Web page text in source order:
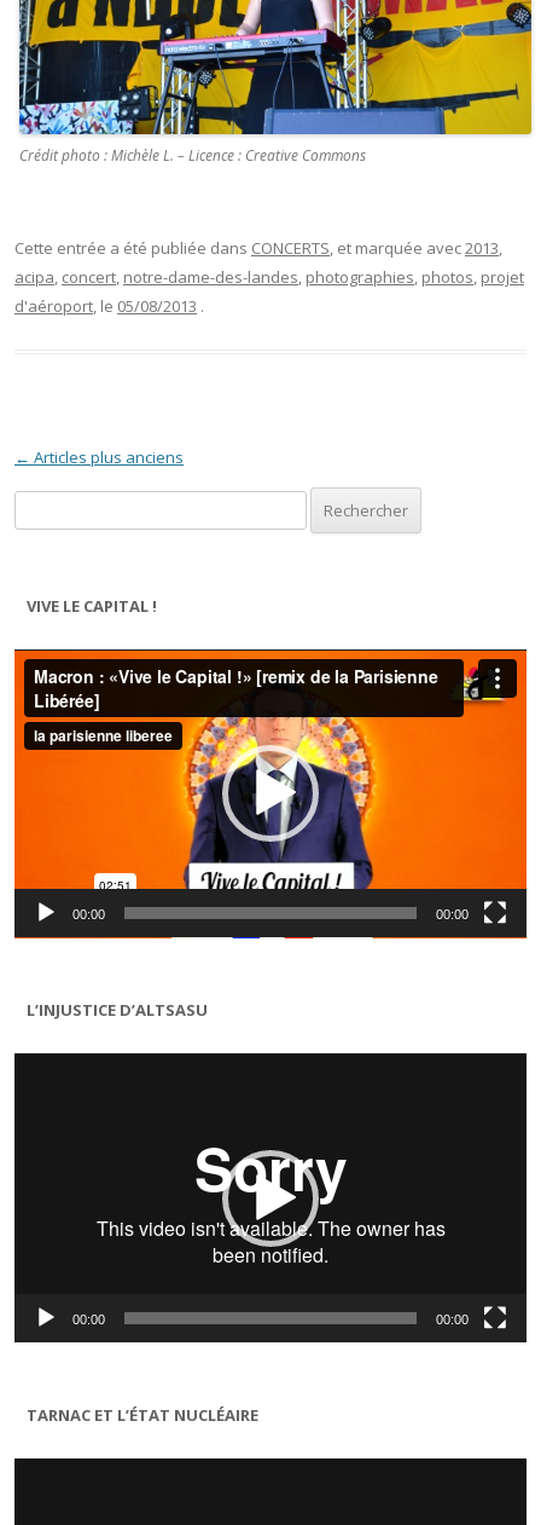
Crédit photo : Michèle L. – Licence : Creative Commons
Cette entrée a été publiée dans CONCERTS, et marquée avec2013,
acipa, concert, notre-dame-des-landes, photographies, photos, projet
d'aéroport, le 05/08/2013 .
Navigation des articles
← Articles plus anciens
VIVE LE CAPITAL !
Lecteur
vidéo
00:00 00:00
L’INJUSTICE D’ALTSASU
Lecteur
00:00 00:00
TARNAC ET L’ÉTAT NUCLÉAIRE
Lecteur